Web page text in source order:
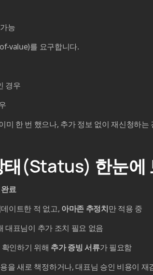
능
value)를 요구합니다.
경우
미 한 번 했으나, 추가 정보 없이 재신청하는
태(Status) 한눈에
료
이트한 적 없고, 아마존 추정치만 적용 중
대표님이 추가 조치 필요 없음
인하기 위해 추가 증빙 서류가 필요함
을 새로 책정하거나, 대표님 승인 비용이